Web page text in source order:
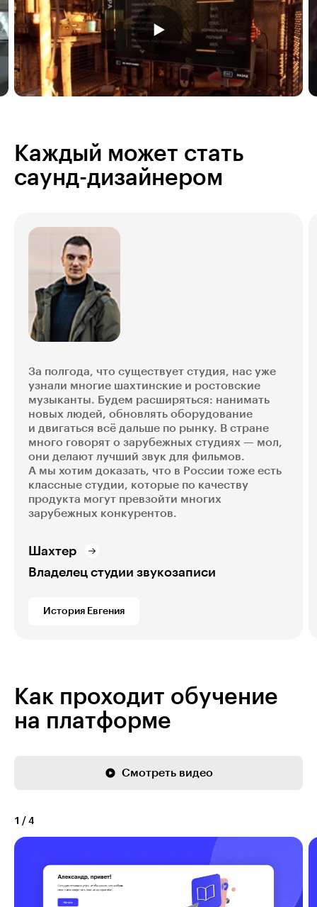
Каждый может стать
саунд-дизайнером
За полгода, что существует студия, нас уже
узнали многие шахтинские и ростовские
музыканты. Будем расширяться: нанимать
новых людей, обновлять оборудование
и двигаться всё дальше по рынку. В стране
много говорят о зарубежных студиях — мол,
они делают лучший звук для фильмов.
А мы хотим доказать, что в России тоже есть
классные студии, которые по качеству
продукта могут превзойти многих
зарубежных конкурентов.
Шахтер
Владелец студии звукозаписи
История Евгения
Как проходит обучение
на платформе
Смотреть видео
1 / 4